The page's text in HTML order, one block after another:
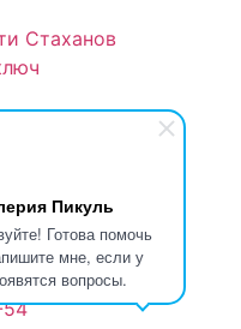
Пикуль
Готова помочь
мне, если у
вопросы.
Стаханов
д. 12